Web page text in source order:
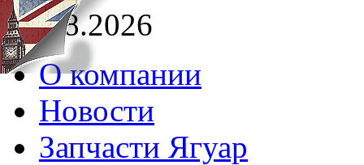
06.08.2026
О компании
Новости
Запчасти Ягуар